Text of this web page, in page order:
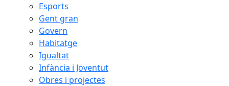
Esports
Gent gran
Govern
Habitatge
Igualtat
Infància i Joventut
Obres i projectes